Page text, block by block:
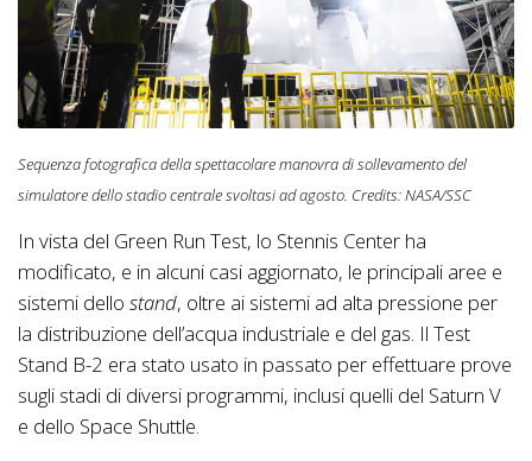
Sequenza fotografica della spettacolare manovra di sollevamento del
simulatore dello stadio centrale svoltasi ad agosto. Credits: NASA/SSC
In vista del Green Run Test, lo Stennis Center ha
modificato, e in alcuni casi aggiornato, le principali aree e
sistemi dello stand, oltre ai sistemi ad alta pressione per
la distribuzione dell’acqua industriale e del gas. Il Test
Stand B-2 era stato usato in passato per effettuare prove
sugli stadi di diversi programmi, inclusi quelli del Saturn V
e dello Space Shuttle.